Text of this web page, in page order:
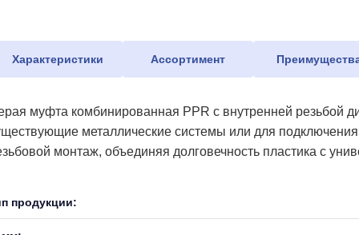
Характеристики Ассортимент
муфта комбинированная PPR с внутренней резьбой
металлические системы или для
монтаж, объединяя долговечность пластика с
продукции: